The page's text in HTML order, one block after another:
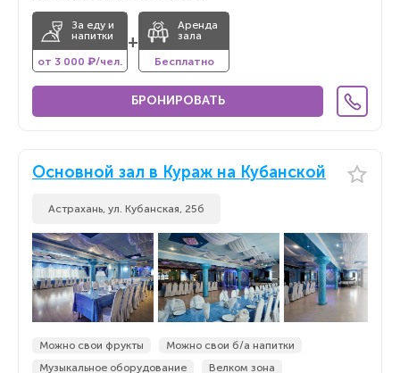
За еду и
напитки
от 3 000 ₽/чел.
+
Аренда
зала
Бесплатно
БРОНИРОВАТЬ
Основной зал в Кураж на Кубанской
Астрахань, ул. Кубанская, 25б
Можно свои фрукты
Можно свои б/а напитки
Музыкальное оборудование
Велком зона